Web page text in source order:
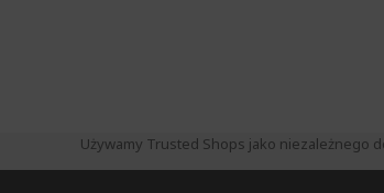
Używamy Trusted Shops jako niezależnego